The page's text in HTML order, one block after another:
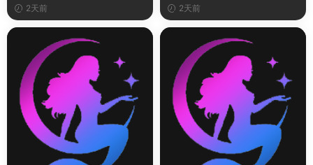
2天前 2天前